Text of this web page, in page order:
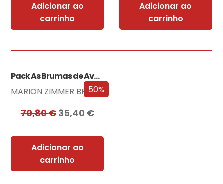
Adicionar ao
carrinho
Adicionar ao
carrinho
50%
Pack As Brumas de Avalon
MARION ZIMMER BRADLEY
70,80€ 35,40 €
Adicionar ao
carrinho